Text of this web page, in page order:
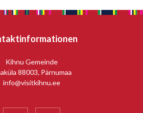
Kihnu Gemeinde
88003, Pärnumaa
info@visitkihnu.ee